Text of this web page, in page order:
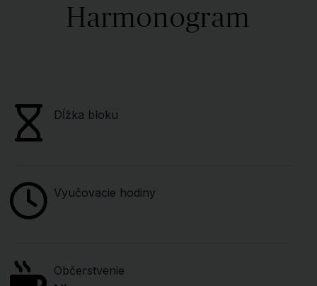
Harmonogram
Dĺžka bloku
Vyučovacie hodiny
Občerstvenie